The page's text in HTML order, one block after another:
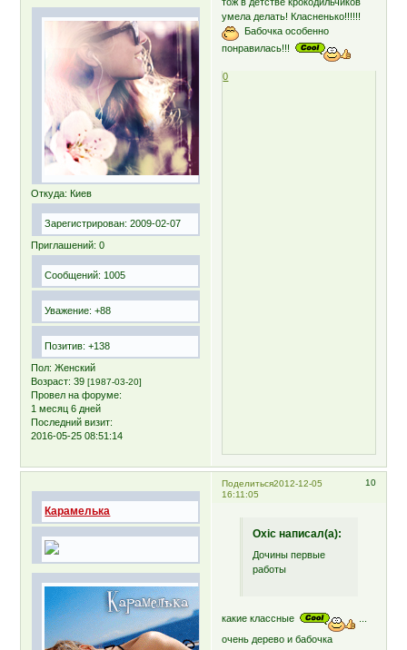
Откуда: Киев
Зарегистрирован: 2009-02-07
Приглашений: 0
Сообщений: 1005
Уважение: +88
Позитив: +138
Пол: Женский
Возраст: 39[1987-03-20]
Провел на форуме:
1 месяц 6 дней
Последний визит:
2016-05-25 08:51:14
умела делать! Класненько!!!!!!
Бабочка особенно
понравилась!!!
0
Поделиться 10
2012-12-05
16:11:05
Карамелька
Oxic написал(а):
Дочины первые
работы
какие классные
очень дерево и бабочка